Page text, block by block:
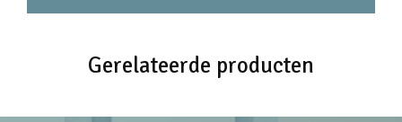
Gerelateerde producten